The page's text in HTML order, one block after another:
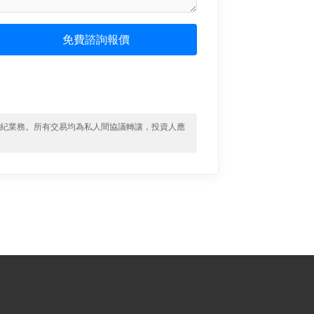
免費諮詢報價
業務。所有交易均為私人間協議轉讓，投資人應